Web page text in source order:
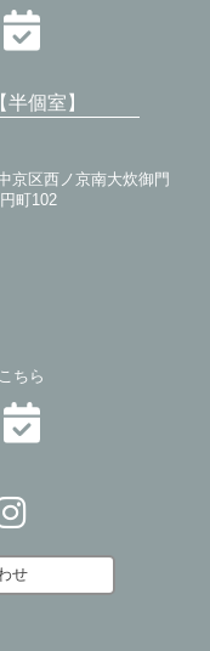
個室】
京区西ノ京南大炊御門
町102
ちら
せ